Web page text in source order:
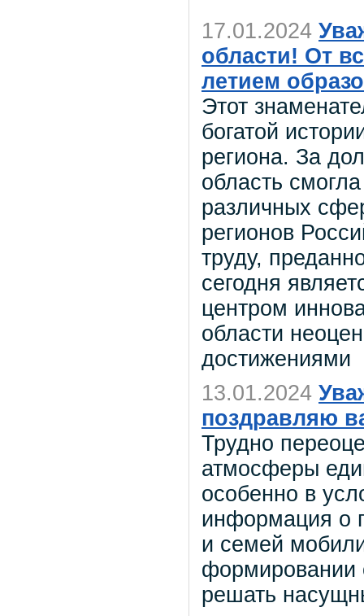
17.01.2024
области! От
летием
Этот
богатой
региона. За
область
различных
регионов
труду,
сегодня
центром
области
достижениями
13.01.2024
поздравляю
Трудно
атмосферы
особенно в
информация о
и семей
формировании
решать